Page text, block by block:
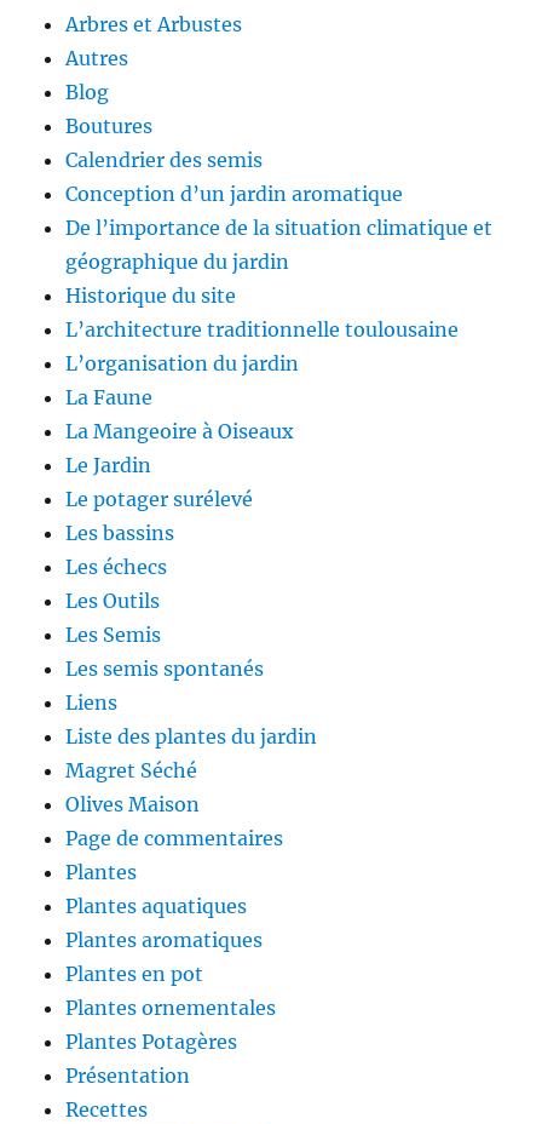
Arbres et Arbustes
Autres
Blog
Boutures
Calendrier des semis
Conception d’un jardin aromatique
De l’importance de la situation climatique et
géographique du jardin
Historique du site
L’architecture traditionnelle toulousaine
L’organisation du jardin
La Faune
La Mangeoire à Oiseaux
Le Jardin
Le potager surélevé
Les bassins
Les échecs
Les Outils
Les Semis
Les semis spontanés
Liens
Liste des plantes du jardin
Magret Séché
Olives Maison
Page de commentaires
Plantes
Plantes aquatiques
Plantes aromatiques
Plantes en pot
Plantes ornementales
Plantes Potagères
Présentation
Recettes